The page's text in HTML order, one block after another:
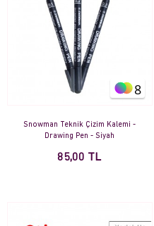
8
Snowman Teknik Çizim Kalemi -
Drawing Pen - Siyah
85,00 TL